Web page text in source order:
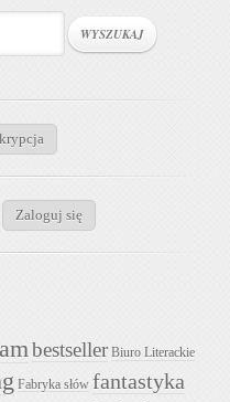
Zaloguj się
bestseller Biuro Literackie
Fabryka słów fantastyka